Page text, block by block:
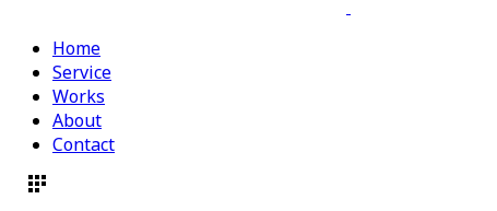
Home
Service
Works
About
Contact